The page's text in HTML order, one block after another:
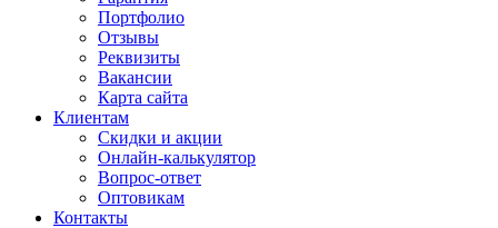
Портфолио
Отзывы
Реквизиты
Вакансии
Карта сайта
Клиентам
Скидки и акции
Онлайн-калькулятор
Вопрос-ответ
Оптовикам
Контакты